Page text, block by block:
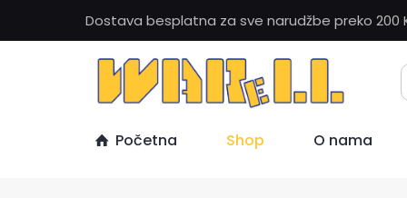
Dostava besplatna za sve narudžbe preko 200
Početna Shop O nama